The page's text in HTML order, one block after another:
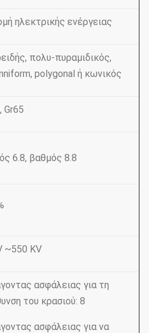
ηλεκτρικής ενέργειας
πολυ-πυραμιδικός,
polygonal ή κωνικός
Gr65
6.8, βαθμός 8.8
~550 KV
ασφάλειας για τη
του κρασιού: 8
ασφάλειας για να